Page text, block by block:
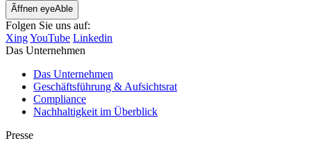
Ãffnen eyeAble
Folgen Sie uns auf:
XingYouTube Linkedin
Das Unternehmen
Das Unternehmen
Geschäftsführung & Aufsichtsrat
Compliance
Nachhaltigkeit im Überblick
Presse